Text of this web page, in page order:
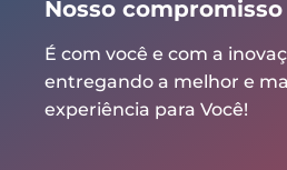
Nosso compromisso
É com você e com a
entregando a melhor e
experiência para Você!